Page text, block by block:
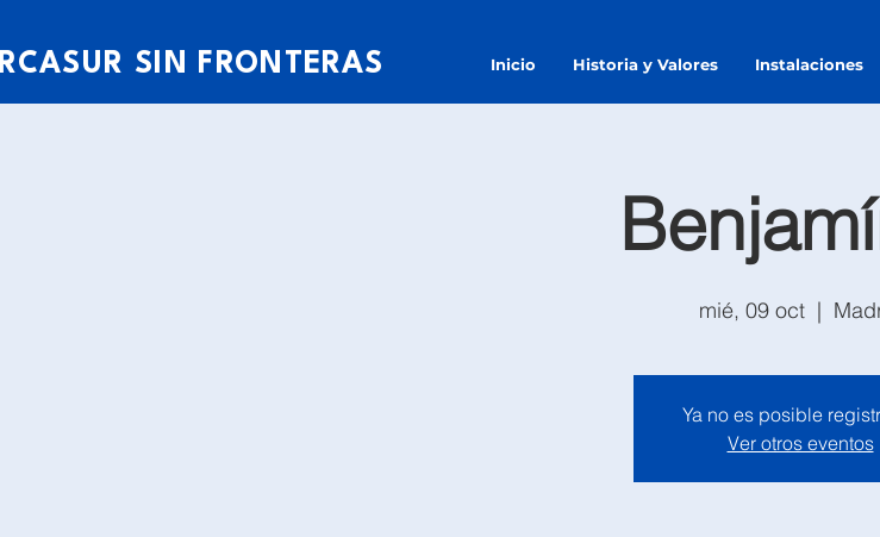
SIN FRONTERAS Inicio Historia y Valores Instalaciones
mié, 09 oct
  |
Ya no es posible
Ver otros eventos